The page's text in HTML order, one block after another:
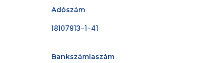
Adószám
18107913-1-41
Bankszámlaszám